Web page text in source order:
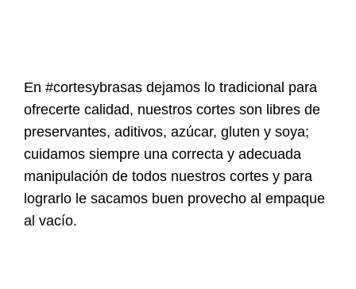
En #cortesybrasas dejamos lo tradicional para
ofrecerte calidad, nuestros cortes son libres de
preservantes, aditivos, azúcar, gluten y soya;
cuidamos siempre una correcta y adecuada
manipulación de todos nuestros cortes y para
lograrlo le sacamos buen provecho al empaque
al vacío.